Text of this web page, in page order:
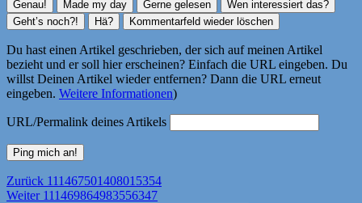
Du hast einen Artikel geschrieben, der sich auf meinen Artikel
bezieht und er soll hier erscheinen? Einfach die URL eingeben. Du
willst Deinen Artikel wieder entfernen? Dann die URL erneut
eingeben. Weitere Informationen)
URL/Permalink deines Artikels
Beitragsnavigation
Zurück Vorheriger
Beitrag:
111467501408015354
Weiter Nächster
111469864983556347